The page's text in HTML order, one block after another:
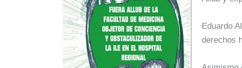
Eduardo
derechos